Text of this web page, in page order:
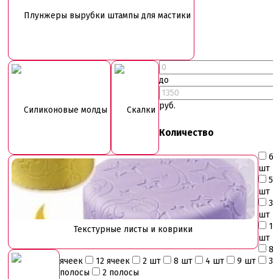
Плунжеры вырубки штампы для мастики
Силиконовые молды Скалки
Текстурные листы и коврики
до
руб.
Количество
6
шт
5
шт
3
шт
шт
8
ячеек
12 ячеек 2 шт 8 шт 4 шт 9 шт
3
полосы
2 полосы